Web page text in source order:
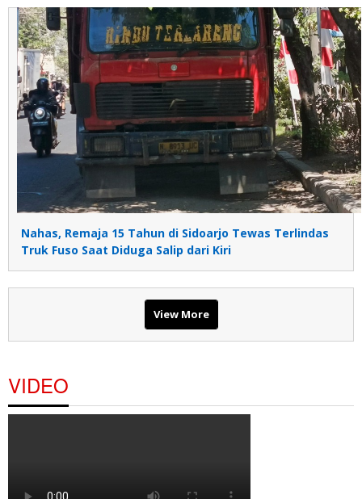
Nahas, Remaja 15 Tahun di Sidoarjo Tewas Terlindas
Truk Fuso Saat Diduga Salip dari Kiri
View More
VIDEO